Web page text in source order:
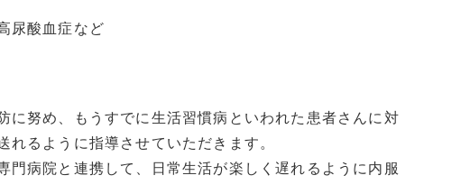
尿酸血症など
に努め、もうすでに生活習慣病といわれた患者さんに対
るように指導させていただきます。
病院と連携して、日常生活が楽しく遅れるように内服